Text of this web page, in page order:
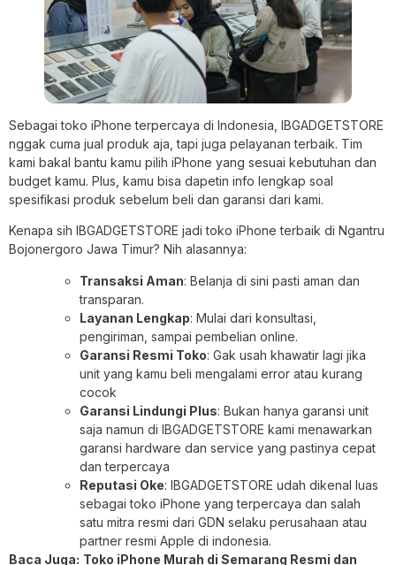
Sebagai toko iPhone terpercaya di Indonesia, IBGADGETSTORE
nggak cuma jual produk aja, tapi juga pelayanan terbaik. Tim
kami bakal bantu kamu pilih iPhone yang sesuai kebutuhan dan
budget kamu. Plus, kamu bisa dapetin info lengkap soal
spesifikasi produk sebelum beli dan garansi dari kami.
Kenapa sih IBGADGETSTORE jadi toko iPhone terbaik di Ngantru
Bojonergoro Jawa Timur? Nih alasannya:
Transaksi Aman: Belanja di sini pasti aman dan
transparan.
Layanan Lengkap: Mulai dari konsultasi,
pengiriman, sampai pembelian online.
Garansi Resmi Toko: Gak usah khawatir lagi jika
unit yang kamu beli mengalami error atau kurang
cocok
Garansi Lindungi Plus: Bukan hanya garansi unit
saja namun di IBGADGETSTORE kami menawarkan
garansi hardware dan service yang pastinya cepat
dan terpercaya
Reputasi Oke: IBGADGETSTORE udah dikenal luas
sebagai toko iPhone yang terpercaya dan salah
satu mitra resmi dari GDN selaku perusahaan atau
partner resmi Apple di indonesia.
Baca Juga: Toko iPhone Murah di Semarang Resmi dan